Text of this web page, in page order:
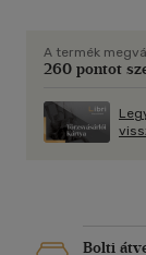
A termék
260 pontot
Bolti